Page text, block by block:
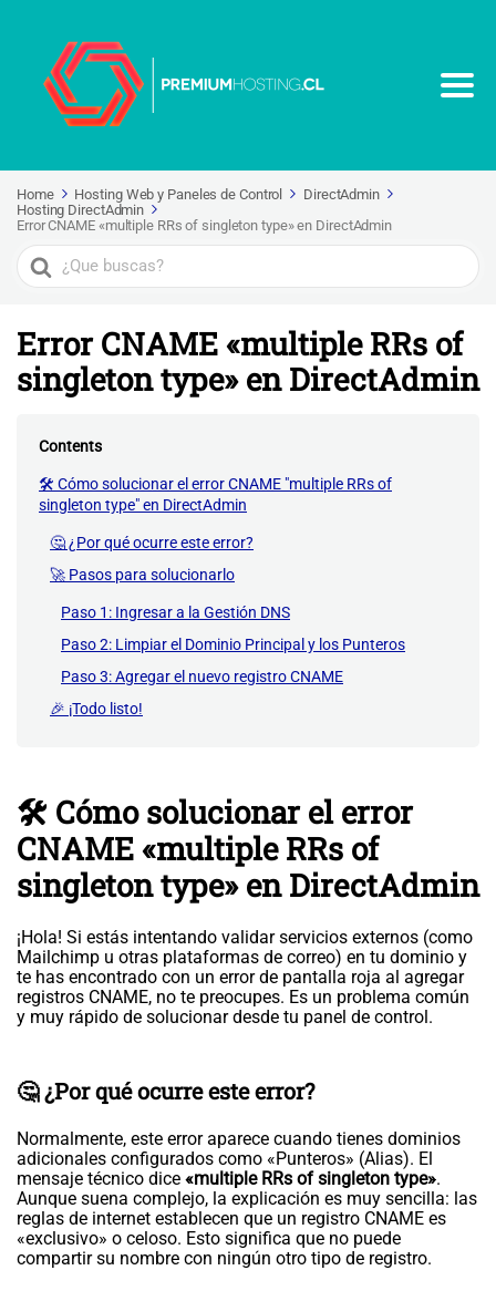
Home Hosting Web y Paneles de Control
DirectAdmin
Hosting DirectAdmin
Error CNAME «multiple RRs of singleton type» en DirectAdmin
Search
For
Error CNAME «multiple RRs of
singleton type» en DirectAdmin
Contents
🛠️ Cómo solucionar el error CNAME "multiple RRs of
singleton type" en DirectAdmin
🤔 ¿Por qué ocurre este error?
🚀 Pasos para solucionarlo
Paso 1: Ingresar a la Gestión DNS
Paso 2: Limpiar el Dominio Principal y los Punteros
Paso 3: Agregar el nuevo registro CNAME
🎉 ¡Todo listo!
🛠️ Cómo solucionar el error
CNAME «multiple RRs of
singleton type» en DirectAdmin
¡Hola! Si estás intentando validar servicios externos (como
Mailchimp u otras plataformas de correo) en tu dominio y
te has encontrado con un error de pantalla roja al agregar
registros CNAME, no te preocupes. Es un problema común
y muy rápido de solucionar desde tu panel de control.
🤔 ¿Por qué ocurre este error?
Normalmente, este error aparece cuando tienes dominios
adicionales configurados como «Punteros» (Alias). El
mensaje técnico dice «multiple RRs of singleton type».
Aunque suena complejo, la explicación es muy sencilla: las
reglas de internet establecen que un registro CNAME es
«exclusivo» o celoso. Esto significa que no puede
compartir su nombre con ningún otro tipo de registro.